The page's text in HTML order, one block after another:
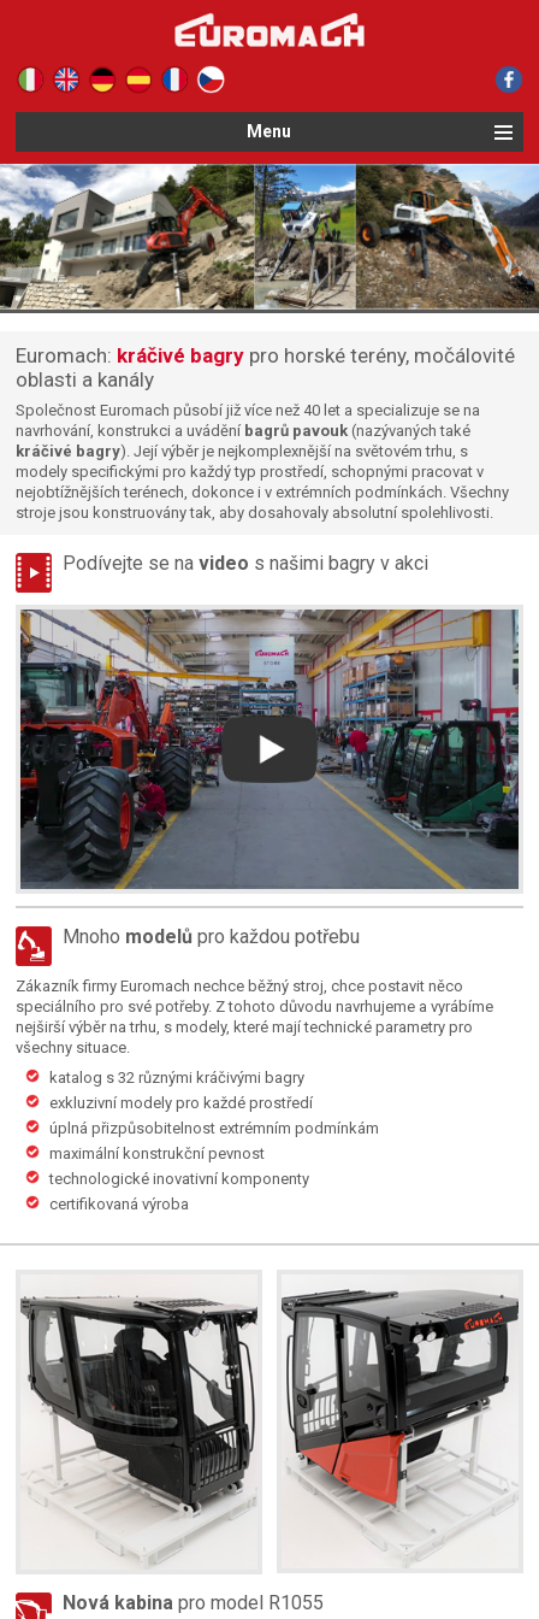
Menu
Euromach: kráčivé bagry pro horské terény, močálovité
oblasti a kanály
Společnost Euromach působí již více než 40 let a specializuje se na
navrhování, konstrukci a uvádění bagrů pavouk (nazývaných také
kráčivé bagry). Její výběr je nejkomplexnější na světovém trhu, s
modely specifickými pro každý typ prostředí, schopnými pracovat v
nejobtížnějších terénech, dokonce i v extrémních podmínkách. Všechny
stroje jsou konstruovány tak, aby dosahovaly absolutní spolehlivosti.
Podívejte se navideo s našimi bagry v akci
Mnoho modelů pro každou potřebu
Zákazník firmy Euromach nechce běžný stroj, chce postavit něco
speciálního pro své potřeby. Z tohoto důvodu navrhujeme a vyrábíme
nejširší výběr na trhu, s modely, které mají technické parametry pro
všechny situace.
katalog s 32 různými kráčivými bagry
exkluzivní modely pro každé prostředí
úplná přizpůsobitelnost extrémním podmínkám
maximální konstrukční pevnost
technologické inovativní komponenty
certifikovaná výroba
Nová kabina pro model R1055
Informativa sulla raccolta
Le tue preferenze relative alla privacy